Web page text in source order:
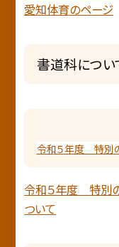
愛知体育のページ
書道科につい
令和５年度 特別
令和５年度 特別
ついて